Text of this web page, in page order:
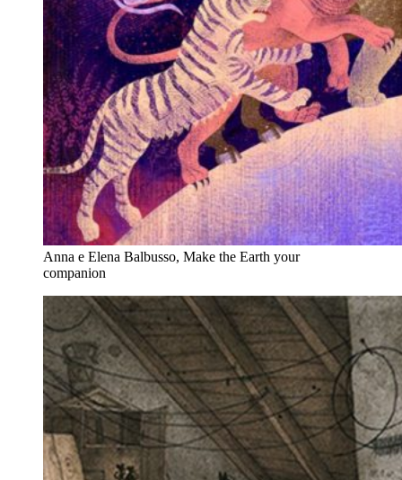
Anna e Elena Balbusso, Make the Earth your
companion